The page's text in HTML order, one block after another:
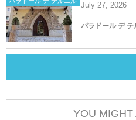
July 27 2026
パラドール デ
YOU MIGHT